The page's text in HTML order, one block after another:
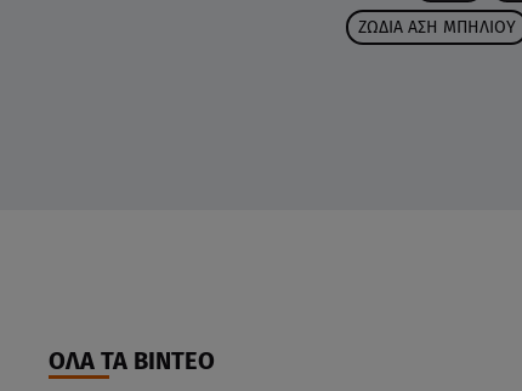
ΖΩΔΙΑ ΑΣΗ ΜΠΗΛΙΟΥ
ΟΛΑ ΤΑ ΒΙΝΤΕΟ